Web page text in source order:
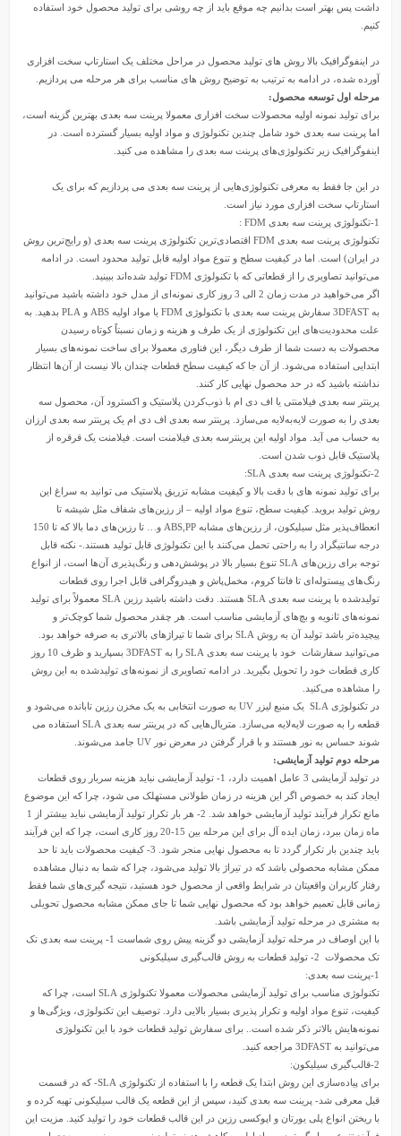
داشت پس بهتر است بدانیم چه موقع باید از چه روشی برای تولید محصول خود استفاده
کنیم.
در اینفوگرافیک بالا روش های تولید محصول در مراحل مختلف یک استارتاپ سخت افزاری
آورده شده، در ادامه به ترتیب به توضیح روش های مناسب برای هر مرحله می پردازیم.
مرحله اول توسعه محصول:
برای تولید نمونه اولیه محصولات سخت افزاری معمولا پرینت سه بعدی بهترین گزینه است،
اما پرینت سه بعدی خود شامل چندین تکنولوژی و مواد اولیه بسیار گسترده است. در
اینفوگرافیک زیر تکنولوژی‌های پرینت سه بعدی را مشاهده می کنید.
در این جا فقط به معرفی تکنولوژی‌هایی از پرینت سه بعدی می پردازیم که برای یک
استارتاپ سخت افزاری مورد نیاز است.
1-تکنولوژی پرینت سه بعدی FDM :
تکنولوژی پرینت سه بعدی FDM اقتصادی‌ترین تکنولوژی پرینت سه بعدی (و رایج‌ترین روش
در ایران) است. اما در کیفیت سطح و تنوع مواد اولیه قابل تولید محدود است. در ادامه
می‌توانید تصاویری را از قطعاتی که با تکنولوژی FDM تولید شده‌اند ببینید.
اگر می‌خواهید در مدت زمان 2 الی 3 روز کاری نمونه‌ای از مدل خود داشته باشید می‌توانید
به 3DFAST سفارش پرینت سه بعدی با تکنولوژی FDM یا مواد اولیه ABS و PLA بدهید. به
علت محدودیت‌های این تکنولوژی از یک طرف و هزینه و زمان نسبتاً کوتاه رسیدن
محصولات به دست شما از طرف دیگر‌، این فناوری معمولا برای ساخت نمونه‌های بسیار
ابتدایی استفاده می‌شود. از آن جا که کیفیت سطح قطعات چندان بالا نیست از آن‌ها انتظار
نداشته باشید که در حد محصول نهایی کار کنند.
پرینتر سه بعدی فیلامنتی یا اف دی ام با ذوب‌کردن پلاستیک و اکسترود آن، محصول سه
بعدی را به صورت لایه‌به‌لایه می‌سازد. پرینتر سه بعدی اف دی ام یک پرینتر سه بعدی ارزان
به حساب می آید. مواد اولیه این پرینترسه بعدی فیلامنت است. فیلامنت یک قرقره از
پلاستیک قابل ذوب شدن است.
2-تکنولوژی پرینت سه بعدی SLA:
برای تولید نمونه های با دقت بالا و کیفیت مشابه تزریق پلاستیک می توانید به سراغ این
روش تولید بروید. کیفیت سطح، تنوع مواد اولیه – از رزین‌های شفاف مثل شیشه تا
انعطاف‌پذیر مثل سیلیکون، از رزین‌های مشابه ABS,PP و… تا رزین‌های دما بالا که تا 150
درجه سانتیگراد را به راحتی تحمل می‌کنند با این تکنولوژی قابل تولید هستند.- نکته قابل
توجه برای رزین‌های SLA تنوع بسیار بالا در پوشش‌دهی و رنگ‌پذیری آن‌ها است، از انواع
رنگ‌های پیستوله‌ای تا فانتا کروم، مخمل‌پاش و هیدروگرافی قابل اجرا روی قطعات
تولیدشده با پرینت سه بعدی SLA هستند. دقت داشته باشید رزین SLA معمولاً برای تولید
نمونه‌های ثانویه و بچ‌های آزمایشی مناسب است. هر چقدر محصول شما کوچک‌تر و
پیچیده‌تر باشد تولید آن به روش SLA برای شما تا تیراژهای بالاتری به صرفه خواهد بود.
می‌توانید سفارشات خود با پرینت سه بعدی SLA را به 3DFAST بسپارید و ظرف 10 روز
کاری قطعات خود را تحویل بگیرید. در ادامه تصاویری از نمونه‌های تولید‌شده به این روش
را مشاهده می‌کنید.
در تکنولوژی SLA یک منبع لیزر UV به صورت انتخابی به یک مخزن رزین تابانده می‌شود و
قطعه را به صورت لایه‌لایه می‌سازد. متریال‌هایی که در پرینتر سه بعدی
SLA استفاده می
شوند حساس به نور هستند و با قرار گرفتن در معرض نور UV جامد می‌شوند.
مرحله دوم تولید آزمایشی:
در تولید آزمایشی 3 عامل اهمیت دارد، 1- تولید آزمایشی نباید هزینه سربار روی قطعات
ایجاد کند به خصوص اگر این هزینه در زمان طولانی مستهلک می شود، چرا که این موضوع
مانع تکرار فرآیند تولید آزمایشی خواهد شد. 2- هر بار تکرار تولید آزمایشی نباید بیشتر از 1
ماه زمان ببرد، زمان ایده آل برای این مرحله بین 15-20 روز کاری است، چرا که این فرآیند
باید چندین بار تکرار گردد تا به محصول نهایی منجر شود. 3- کیفیت محصولات باید تا حد
ممکن مشابه محصولی باشد که در تیراژ بالا تولید می‌شود، چرا که شما به دنبال مشاهده
رفتار کاربران واقعیتان در شرایط واقعی از محصول خود هستید، نتیجه گیری‌های شما فقط
زمانی قابل تعمیم خواهد بود که محصول نهایی شما تا جای ممکن مشابه محصول تحویلی
به مشتری در مرحله تولید آزمایشی باشد.
با این اوصاف در مرحله تولید آزمایشی دو گزینه پیش روی شماست 1- پرینت سه بعدی تک
تک محصولات 2- تولید قطعات به روش قالب‌گیری سیلیکونی
1-پرینت سه بعدی:
تکنولوژی مناسب برای تولید آزمایشی محصولات معمولا تکنولوژی SLA است، چرا که
کیفیت، تنوع مواد اولیه و تکرار پذیری بسیار بالایی دارد. توصیف این تکنولوژی، ویژگی‌ها و
نمونه‌هایش بالاتر ذکر شده است.. برای سفارش تولید قطعات خود با این تکنولوژی
می‌توانید به 3DFAST مراجعه کنید.
2-قالب‌گیری سیلیکون:
برای پیاده‌سازی این روش ابتدا یک قطعه را با استفاده از تکنولوژی SLA- که در قسمت
قبل معرفی شد- پرینت سه بعدی کنید، سپس از این قطعه یک قالب سیلیکونی تهیه کرده و
با ریختن انواع پلی یورتان و اپوکسی رزین در این قالب قطعات خود را تولید کنید. مزیت این